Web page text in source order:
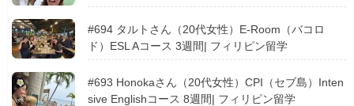
#694 タルトさん（20代女性）E-Room（バコロ
ド）ESL Aコース 3週間| フィリピン留学
#693 Honokaさん（20代女性）CPI（セブ島）Inten
sive Englishコース 8週間| フィリピン留学